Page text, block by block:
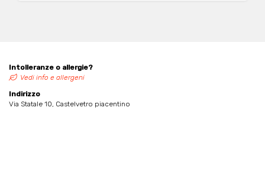
Intolleranze o allergie?
Vedi info e allergeni
Indirizzo
Via Statale 10, Castelvetro piacentino